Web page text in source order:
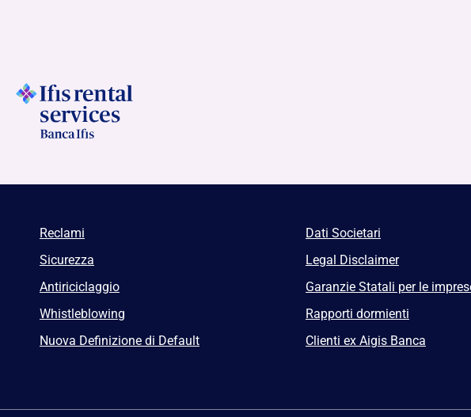
Reclami
Dati Societari
Sicurezza
Legal Disclaimer
Antiriciclaggio
Garanzie Statali per le
Whistleblowing
Rapporti dormienti
Nuova Definizione di Default
Clienti ex Aigis Banca